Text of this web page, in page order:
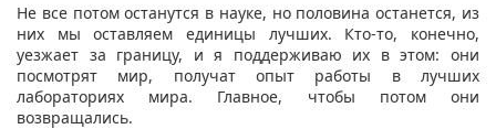
Не все потом останутся в науке, но половина останется, из
них мы оставляем единицы лучших. Кто-то, конечно,
уезжает за границу, и я поддерживаю их в этом: они
посмотрят мир, получат опыт работы в лучших
лабораториях мира. Главное, чтобы потом они
возвращались.